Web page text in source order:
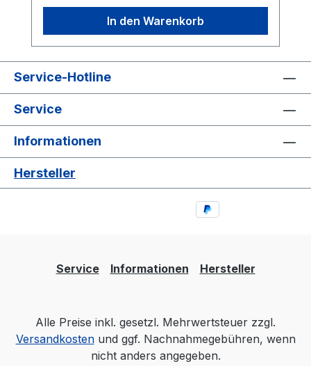
elastisch hervorragende
Gleiteigenschaften
In den Warenkorb
Service-Hotline
Service
Informationen
Hersteller
Service Informationen Hersteller
Alle Preise inkl. gesetzl. Mehrwertsteuer zzgl.
Versandkostenund ggf. Nachnahmegebühren, wenn
nicht anders angegeben.